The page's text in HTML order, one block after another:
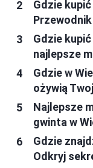
Gdzie
Gdzie
najlepsze
Gdzie w
ożywią
Najlepsze
gwinta w
Gdzie
Odkryj